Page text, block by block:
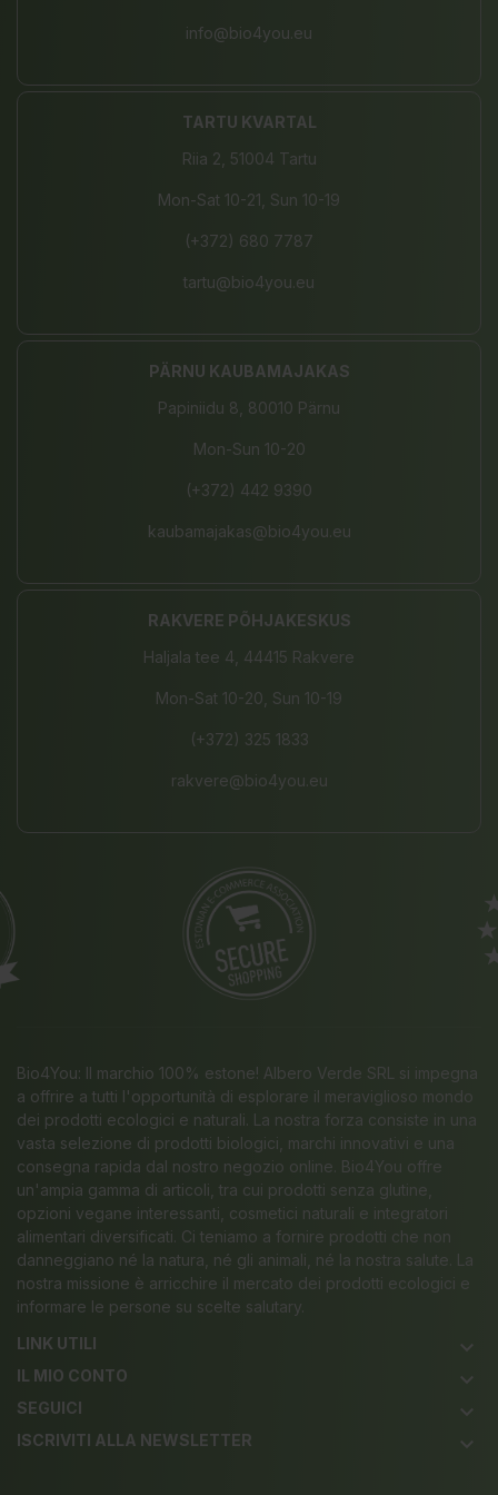
info@bio4you.eu
TARTU KVARTAL
Riia 2, 51004 Tartu
Mon-Sat 10-21, Sun 10-19
(+372) 680 7787
tartu@bio4you.eu
PÄRNU KAUBAMAJAKAS
Papiniidu 8, 80010 Pärnu
Mon-Sun 10-20
(+372) 442 9390
kaubamajakas@bio4you.eu
RAKVERE PÕHJAKESKUS
Haljala tee 4, 44415 Rakvere
Mon-Sat 10-20, Sun 10-19
(+372) 325 1833
rakvere@bio4you.eu
Bio4You: Il marchio 100% estone! Albero Verde SRL si impegna
a offrire a tutti l'opportunità di esplorare il meraviglioso mondo
dei prodotti ecologici e naturali. La nostra forza consiste in una
vasta selezione di prodotti biologici, marchi innovativi e una
consegna rapida dal nostro negozio online. Bio4You offre
un'ampia gamma di articoli, tra cui prodotti senza glutine,
opzioni vegane interessanti, cosmetici naturali e integratori
alimentari diversificati. Ci teniamo a fornire prodotti che non
danneggiano né la natura, né gli animali, né la nostra salute. La
nostra missione è arricchire il mercato dei prodotti ecologici e
informare le persone su scelte salutary.
LINK UTILI
keyboard_arrow_down
IL MIO CONTO keyboard_arrow_down
SEGUICI keyboard_arrow_down
ISCRIVITI ALLA NEWSLETTER keyboard_arrow_down